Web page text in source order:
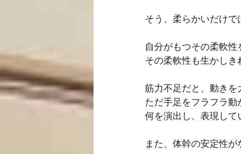
そう、柔らかいだけで
自分がもつその柔軟性
その柔軟性も生かしき
筋力不足だと、動きを
ただ手足をフラフラ動
何を演出し、表現して
また、体幹の安定性が